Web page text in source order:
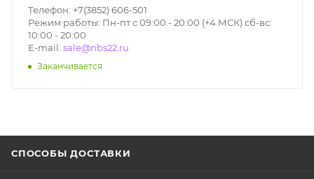
Телефон: +7(3852) 606-501
Режим работы: Пн-пт с 09:00 - 20:00 (+4 МСК) сб-вс:
10:00 - 20:00
E-mail: sale@nbs22.ru
Заканчивается
СПОСОБЫ ДОСТАВКИ